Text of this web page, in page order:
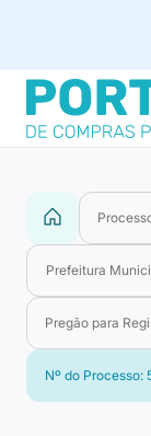
Prefeitura
Pregão para
Nº do Processo: